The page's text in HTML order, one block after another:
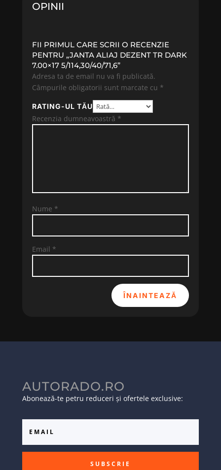
OPINII
FII PRIMUL CARE SCRII O RECENZIE
PENTRU „JANTA ALIAJ DEZENT TR DARK
7.00×17 5/114,30/40/71,6”
Adresa ta de email nu va fi publicată.
Câmpurile obligatorii sunt marcate cu *
RATING-UL TĂU
Recenzia dumneavoastră *
Nume *
Email *
ÎNAINTEAZĂ
AUTORADO.RO
Abonează-te petru reduceri și ofertele exclusive:
SUBSCRIE